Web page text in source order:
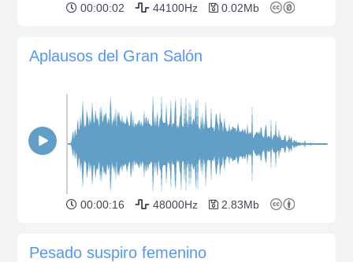
00:00:02 44100Hz 0.02Mb
Aplausos del Gran Salón
00:00:16 48000Hz 2.83Mb
Pesado suspiro femenino